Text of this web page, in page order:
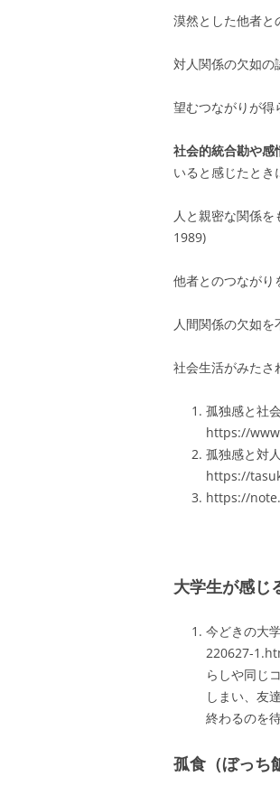
漠然とした他者
対人関係の欠如
望むつながりが
社会的統合勘や感
いると感じたとき
人と親密な関係
1989)
他者とのつなが
人間関係の欠如
社会生活がみた
孤独感と社
https://
孤独感と対
https://
https://
大学生が感じ
今どきの大
220627-
らしや同じ
しまい、友
終わるのを
孤食（ぼっち